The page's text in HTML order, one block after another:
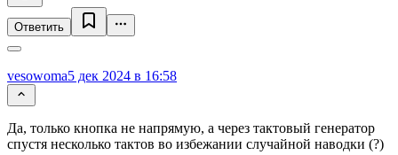
Ответить
vesowoma5 дек 2024 в 16:58
Да, только кнопка не напрямую, а через тактовый генератор
спустя несколько тактов во избежании случайной наводки (?)